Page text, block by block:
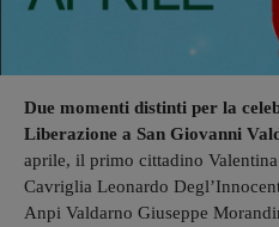
Due momenti distinti per la
Liberazione a San Giovanni
aprile, il primo cittadino
Cavriglia Leonardo
Anpi Valdarno Giuseppe